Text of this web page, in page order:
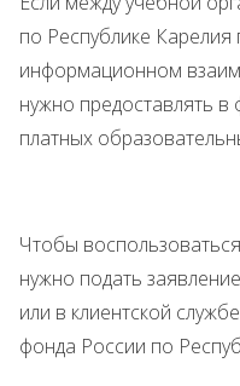
по Республике
информационном
нужно предоставлять
платных
Чтобы
нужно подать
или в клиентской
фонда России по